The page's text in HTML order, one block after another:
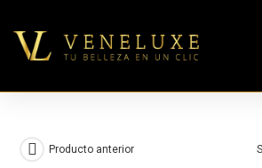
Producto anterior